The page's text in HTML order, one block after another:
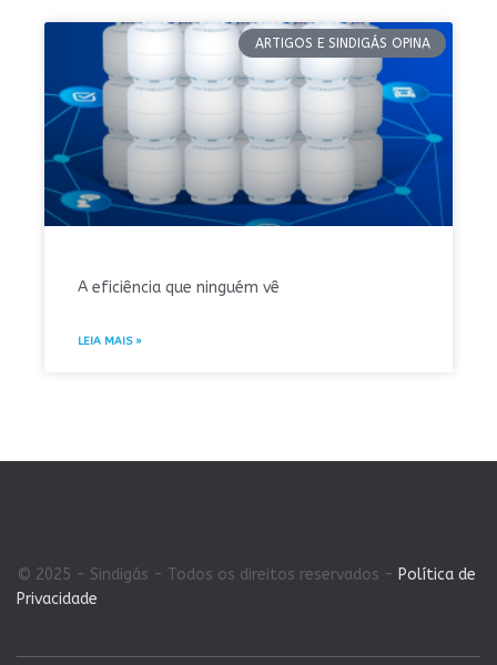
ARTIGOS E SINDIGÁS OPINA
A eficiência que ninguém vê
LEIA MAIS »
© 2025 - Sindigás - Todos os direitos reservados - Política de
Privacidade